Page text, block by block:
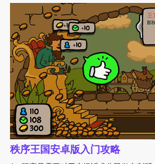
秩序王国安卓版入门攻略